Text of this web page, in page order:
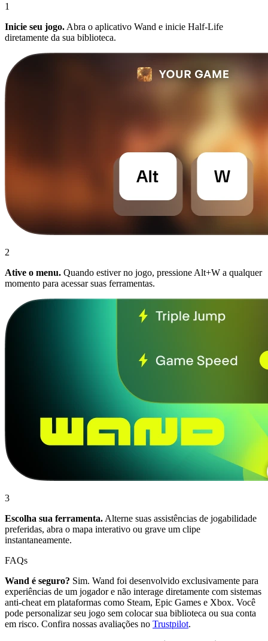
1
Inicie seu jogo. Abra o aplicativo Wand e inicie Half-Life
diretamente da sua biblioteca.
2
Ative o menu. Quando estiver no jogo, pressione Alt+W a qualquer
momento para acessar suas ferramentas.
3
Escolha sua ferramenta. Alterne suas assistências de jogabilidade
preferidas, abra o mapa interativo ou grave um clipe
instantaneamente.
FAQs
Wand é seguro? Sim. Wand foi desenvolvido exclusivamente para
experiências de um jogador e não interage diretamente com sistemas
anti-cheat em plataformas como Steam, Epic Games e Xbox. Você
pode personalizar seu jogo sem colocar sua biblioteca ou sua conta
em risco. Confira nossas avaliações no Trustpilot.